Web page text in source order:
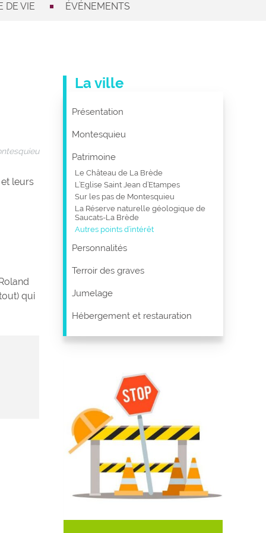
DE VIE ÉVÉNEMENTS
leurs
qui
La ville
Présentation
Montesquieu
Patrimoine
Le Château de La Brède
L’Eglise Saint Jean d’Etampes
Sur les pas de Montesquieu
La Réserve naturelle géologique de
Saucats-La Brède
Autres points d’intérêt
Personnalités
Terroir des graves
Jumelage
Hébergement et restauration